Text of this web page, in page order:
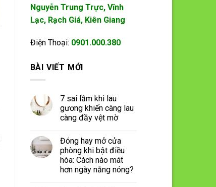
Nguyễn Trung Trực, Vĩnh
Lạc, Rạch Giá, Kiên Giang
Điện Thoại: 0901.000.380
BÀI VIẾT MỚI
7 sai lầm khi lau
gương khiến càng lau
càng đầy vệt mờ
Đóng hay mở cửa
phòng khi bật điều
hòa: Cách nào mát
hơn ngày nắng nóng?